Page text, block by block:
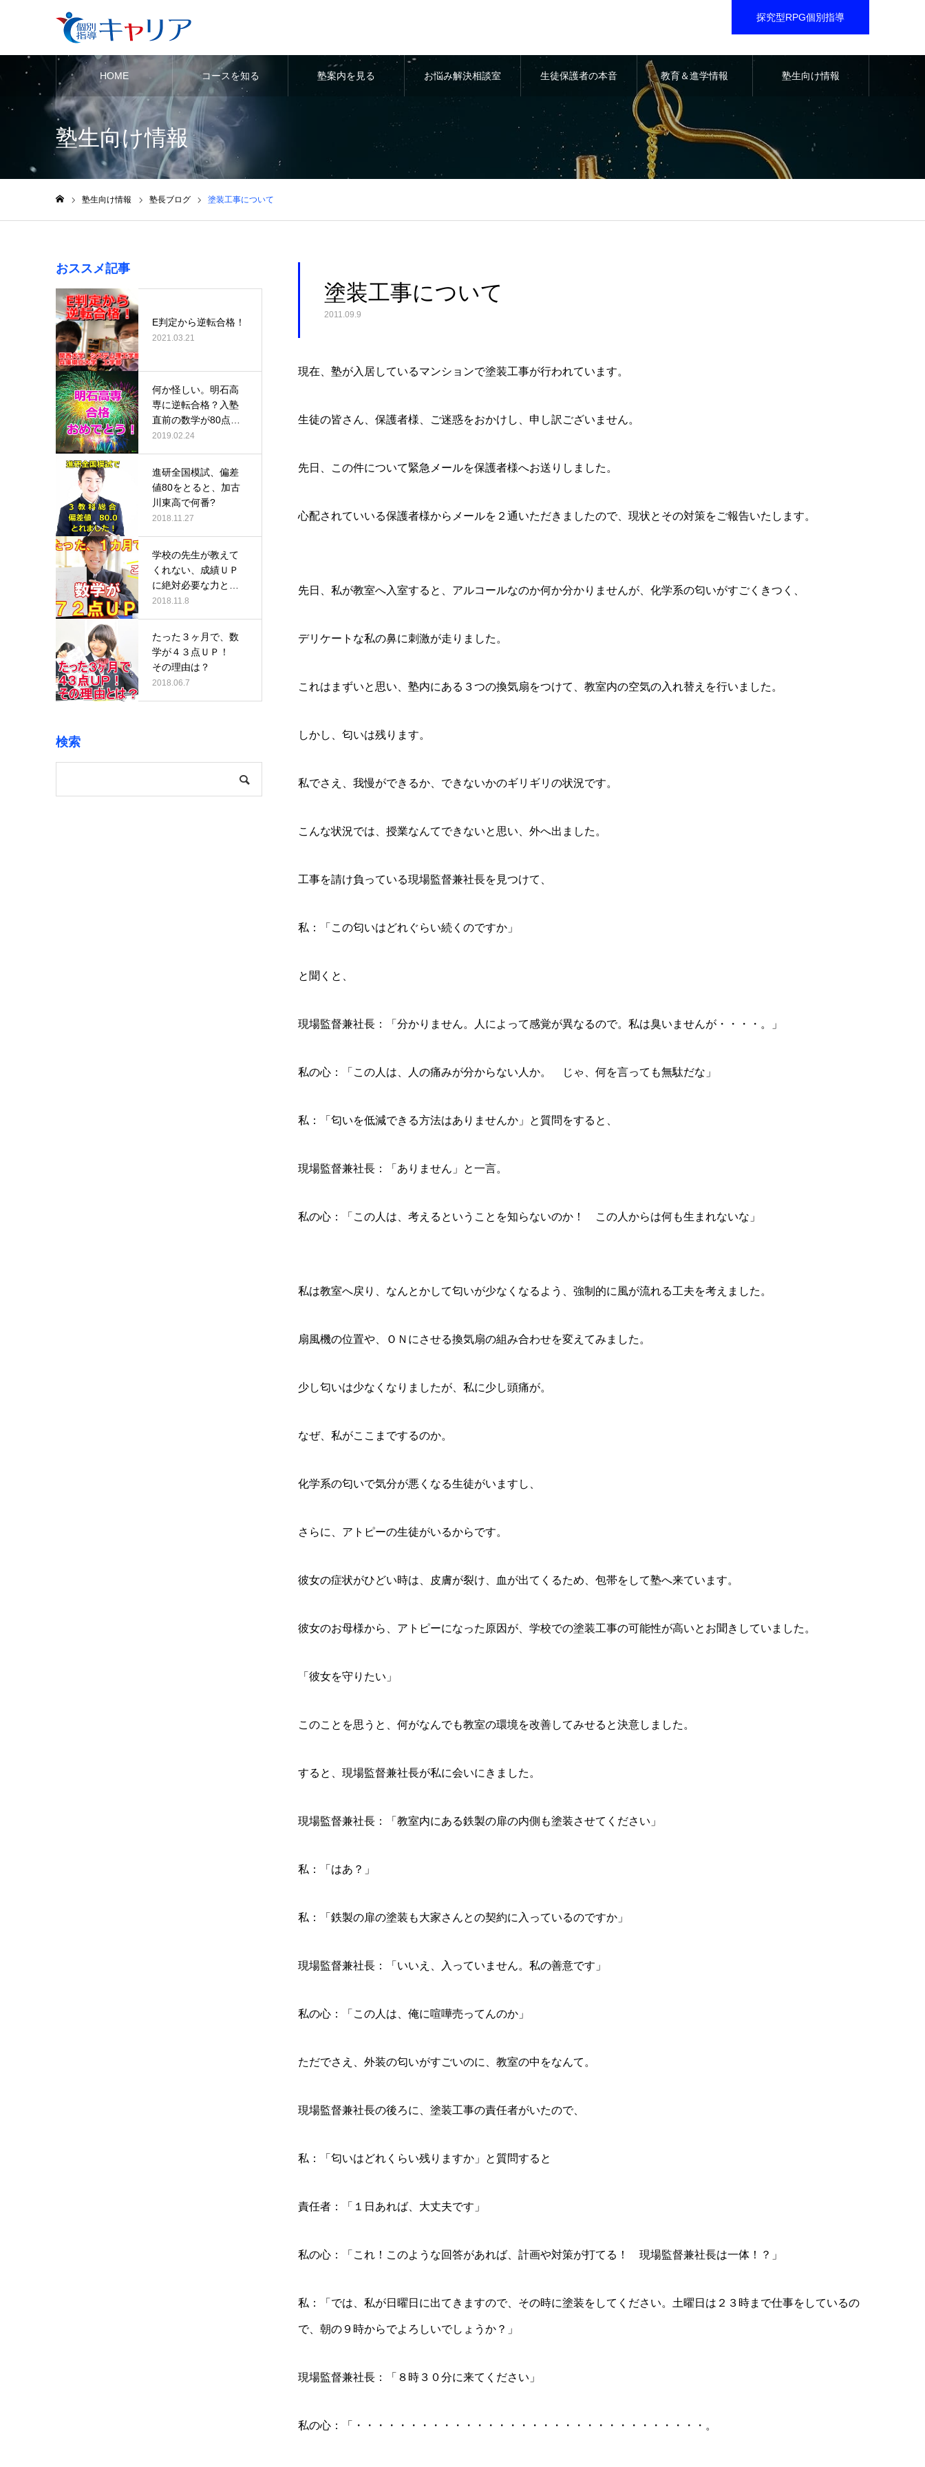
探究型RPG個別指導
HOME コースを知る 塾案内を見る お悩み解決相談室 生徒保護者の本音 教育＆進学情報 塾生向け情報
塾生向け情報
塾生向け情報 塾長ブログ 塗装工事について
塗装工事について
2011.09.9
現在、塾が入居しているマンションで塗装工事が行われています。
生徒の皆さん、保護者様、ご迷惑をおかけし、申し訳ございません。
先日、この件について緊急メールを保護者様へお送りしました。
心配されていいる保護者様からメールを２通いただきましたので、現状とその対策をご報告いたします。
先日、私が教室へ入室すると、アルコールなのか何か分かりませんが、化学系の匂いがすごくきつく、
デリケートな私の鼻に刺激が走りました。
これはまずいと思い、塾内にある３つの換気扇をつけて、教室内の空気の入れ替えを行いました。
しかし、匂いは残ります。
私でさえ、我慢ができるか、できないかのギリギリの状況です。
こんな状況では、授業なんてできないと思い、外へ出ました。
工事を請け負っている現場監督兼社長を見つけて、
私：「この匂いはどれぐらい続くのですか」
と聞くと、
現場監督兼社長：「分かりません。人によって感覚が異なるので。私は臭いませんが・・・・。」
私の心：「この人は、人の痛みが分からない人か。 じゃ、何を言っても無駄だな」
私：「匂いを低減できる方法はありませんか」と質問をすると、
現場監督兼社長：「ありません」と一言。
私の心：「この人は、考えるということを知らないのか！ この人からは何も生まれないな」
私は教室へ戻り、なんとかして匂いが少なくなるよう、強制的に風が流れる工夫を考えました。
扇風機の位置や、ＯＮにさせる換気扇の組み合わせを変えてみました。
少し匂いは少なくなりましたが、私に少し頭痛が。
なぜ、私がここまでするのか。
化学系の匂いで気分が悪くなる生徒がいますし、
さらに、アトピーの生徒がいるからです。
彼女の症状がひどい時は、皮膚が裂け、血が出てくるため、包帯をして塾へ来ています。
彼女のお母様から、アトピーになった原因が、学校での塗装工事の可能性が高いとお聞きしていました。
「彼女を守りたい」
このことを思うと、何がなんでも教室の環境を改善してみせると決意しました。
すると、現場監督兼社長が私に会いにきました。
現場監督兼社長：「教室内にある鉄製の扉の内側も塗装させてください」
私：「はあ？」
私：「鉄製の扉の塗装も大家さんとの契約に入っているのですか」
現場監督兼社長：「いいえ、入っていません。私の善意です」
私の心：「この人は、俺に喧嘩売ってんのか」
ただでさえ、外装の匂いがすごいのに、教室の中をなんて。
現場監督兼社長の後ろに、塗装工事の責任者がいたので、
私：「匂いはどれくらい残りますか」と質問すると
責任者：「１日あれば、大丈夫です」
私の心：「これ！このような回答があれば、計画や対策が打てる！ 現場監督兼社長は一体！？」
私：「では、私が日曜日に出てきますので、その時に塗装をしてください。土曜日は２３時まで仕事をしているの
で、朝の９時からでよろしいでしょうか？」
現場監督兼社長：「８時３０分に来てください」
私の心：「・・・・・・・・・・・・・・・・・・・・・・・・・・・・・・・・。
おススメ記事
E判定から逆転合格！
2021.03.21
何か怪しい。明石高
専に逆転合格？入塾
直前の数学が80点だ
ったのに、…
2019.02.24
進研全国模試、偏差
値80をとると、加古
川東高で何番?
2018.11.27
学校の先生が教えて
くれない、成績ＵＰ
に絶対必要な力と
は？
2018.11.8
たった３ヶ月で、数
学が４３点ＵＰ！
その理由は？
2018.06.7
検索